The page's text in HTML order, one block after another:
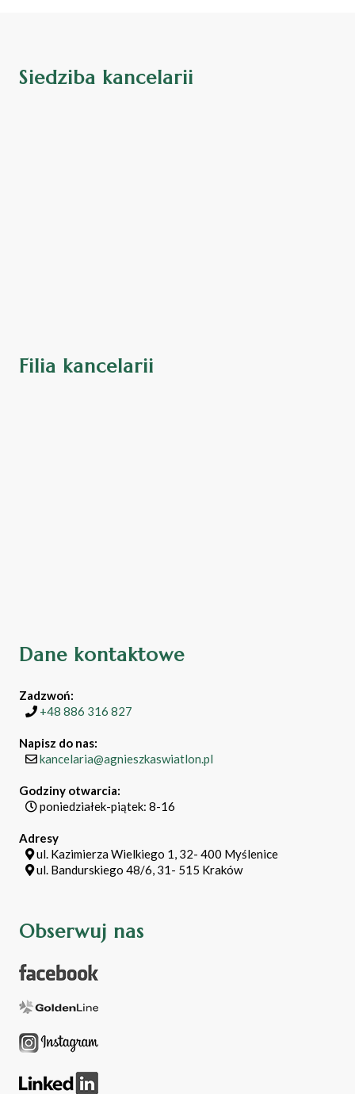
Siedziba kancelarii
Filia kancelarii
Dane kontaktowe
Zadzwoń:
+48 886 316 827
Napisz do nas:
kancelaria@agnieszkaswiatlon.pl
Godziny otwarcia:
poniedziałek-piątek: 8-16
Adresy
ul. Kazimierza Wielkiego 1, 32- 400 Myślenice
ul. Bandurskiego 48/6, 31- 515 Kraków
Obserwuj nas